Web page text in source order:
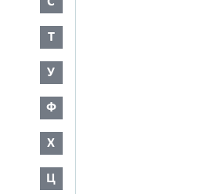
Т
У
Ф
Х
Ц